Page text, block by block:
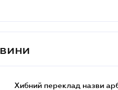
Хибний переклад назви